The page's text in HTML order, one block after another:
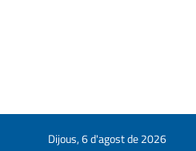
Dijous, 6 d'agost de 2026